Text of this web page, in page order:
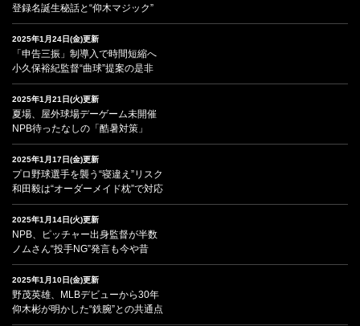
登録名誕生秘話と“仰木マジック”
2025年1月24日(金)更新
「申告三振」制導入で時間短縮へ
小久保裕紀監督“曲球”提案の是非
2025年1月21日(火)更新
夏場、屋外球場デーゲーム未開催
NPB待ったなしの「酷暑対策」
2025年1月17日(金)更新
プロ野球選手を襲う“寝違え”リスク
和田毅は“オーダーメイド枕”で対応
2025年1月14日(火)更新
NPB、ピッチャー出身監督が半数
ノムさん“投手NG”発言も今や昔
2025年1月10日(金)更新
野茂英雄、MLBデビューから30年
仰木彬が明かした“鉄腕”との共通点